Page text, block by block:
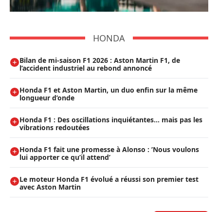
HONDA
Bilan de mi-saison F1 2026 : Aston Martin F1, de
l’accident industriel au rebond annoncé
Honda F1 et Aston Martin, un duo enfin sur la même
longueur d’onde
Honda F1 : Des oscillations inquiétantes… mais pas les
vibrations redoutées
Honda F1 fait une promesse à Alonso : ’Nous voulons
lui apporter ce qu’il attend’
Le moteur Honda F1 évolué a réussi son premier test
avec Aston Martin